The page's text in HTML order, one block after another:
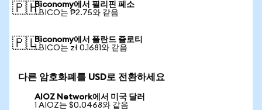
🇵🇭Biconomy에서 필리핀 페소
1 BICO는 ₱2.75와 같음
🇵🇱Biconomy에서 폴란드 즐로티
1 BICO는 zł 0.1681와 같음
다른 암호화폐를 USD로 전환하세요
AIOZ Network에서 미국 달러
1 AIOZ는 $0.0468와 같음